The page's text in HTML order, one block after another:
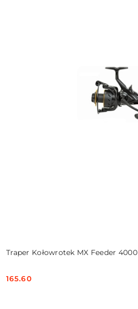
Traper Kołowrotek MX Feeder 4000
Cena:
165.60